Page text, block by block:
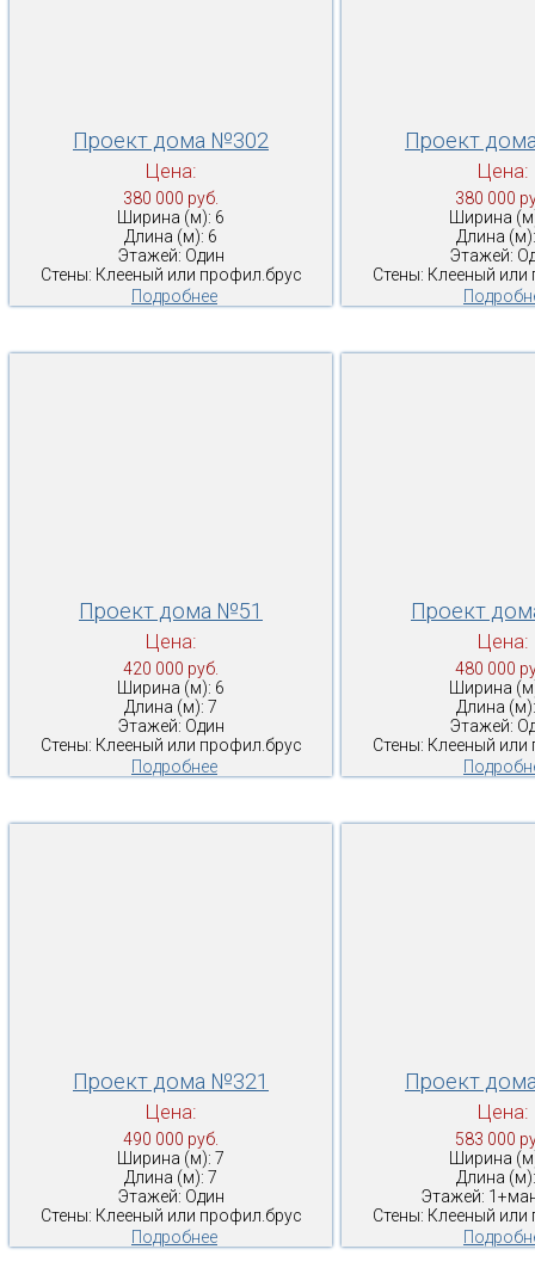
Проект дома №302
Цена:
380 000 руб.
Ширина (м): 6
Длина (м): 6
Этажей: Один
Стены: Клееный или профил.брус
Подробнее
Проект
Цена:
380 000
Ширина
Длина
Этажей:
Стены: Клееный или
Проект дома №51
Цена:
420 000 руб.
Ширина (м): 6
Длина (м): 7
Этажей: Один
Стены: Клееный или профил.брус
Подробнее
Проект
Цена:
480 000
Ширина
Длина
Этажей:
Стены: Клееный или
Проект дома №321
Цена:
490 000 руб.
Ширина (м): 7
Длина (м): 7
Этажей: Один
Стены: Клееный или профил.брус
Подробнее
Проект
Цена:
583 000
Ширина
Длина
Этажей:
Стены: Клееный или